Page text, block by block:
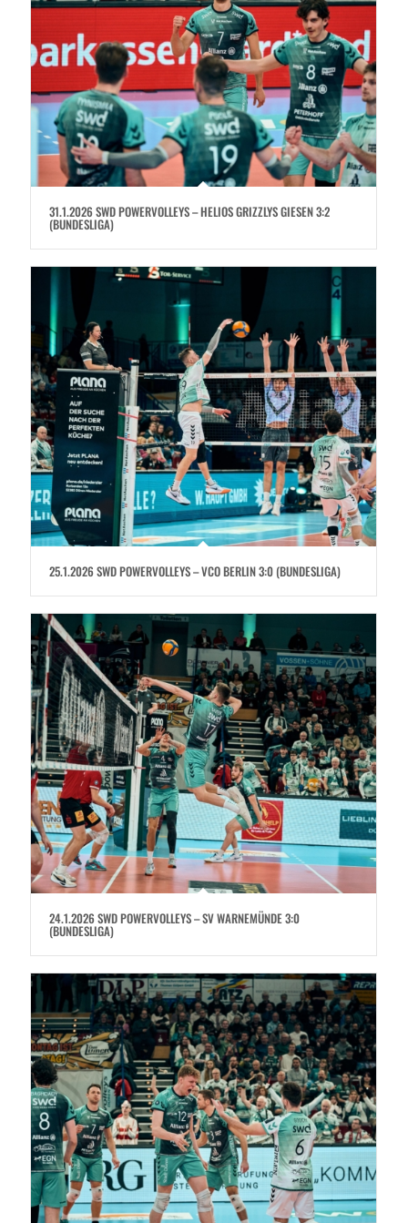
31.1.2026 SWD POWERVOLLEYS – HELIOS GRIZZLYS GIESEN 3:2
(BUNDESLIGA)
25.1.2026 SWD POWERVOLLEYS – VCO BERLIN 3:0 (BUNDESLIGA)
24.1.2026 SWD POWERVOLLEYS – SV WARNEMÜNDE 3:0
(BUNDESLIGA)